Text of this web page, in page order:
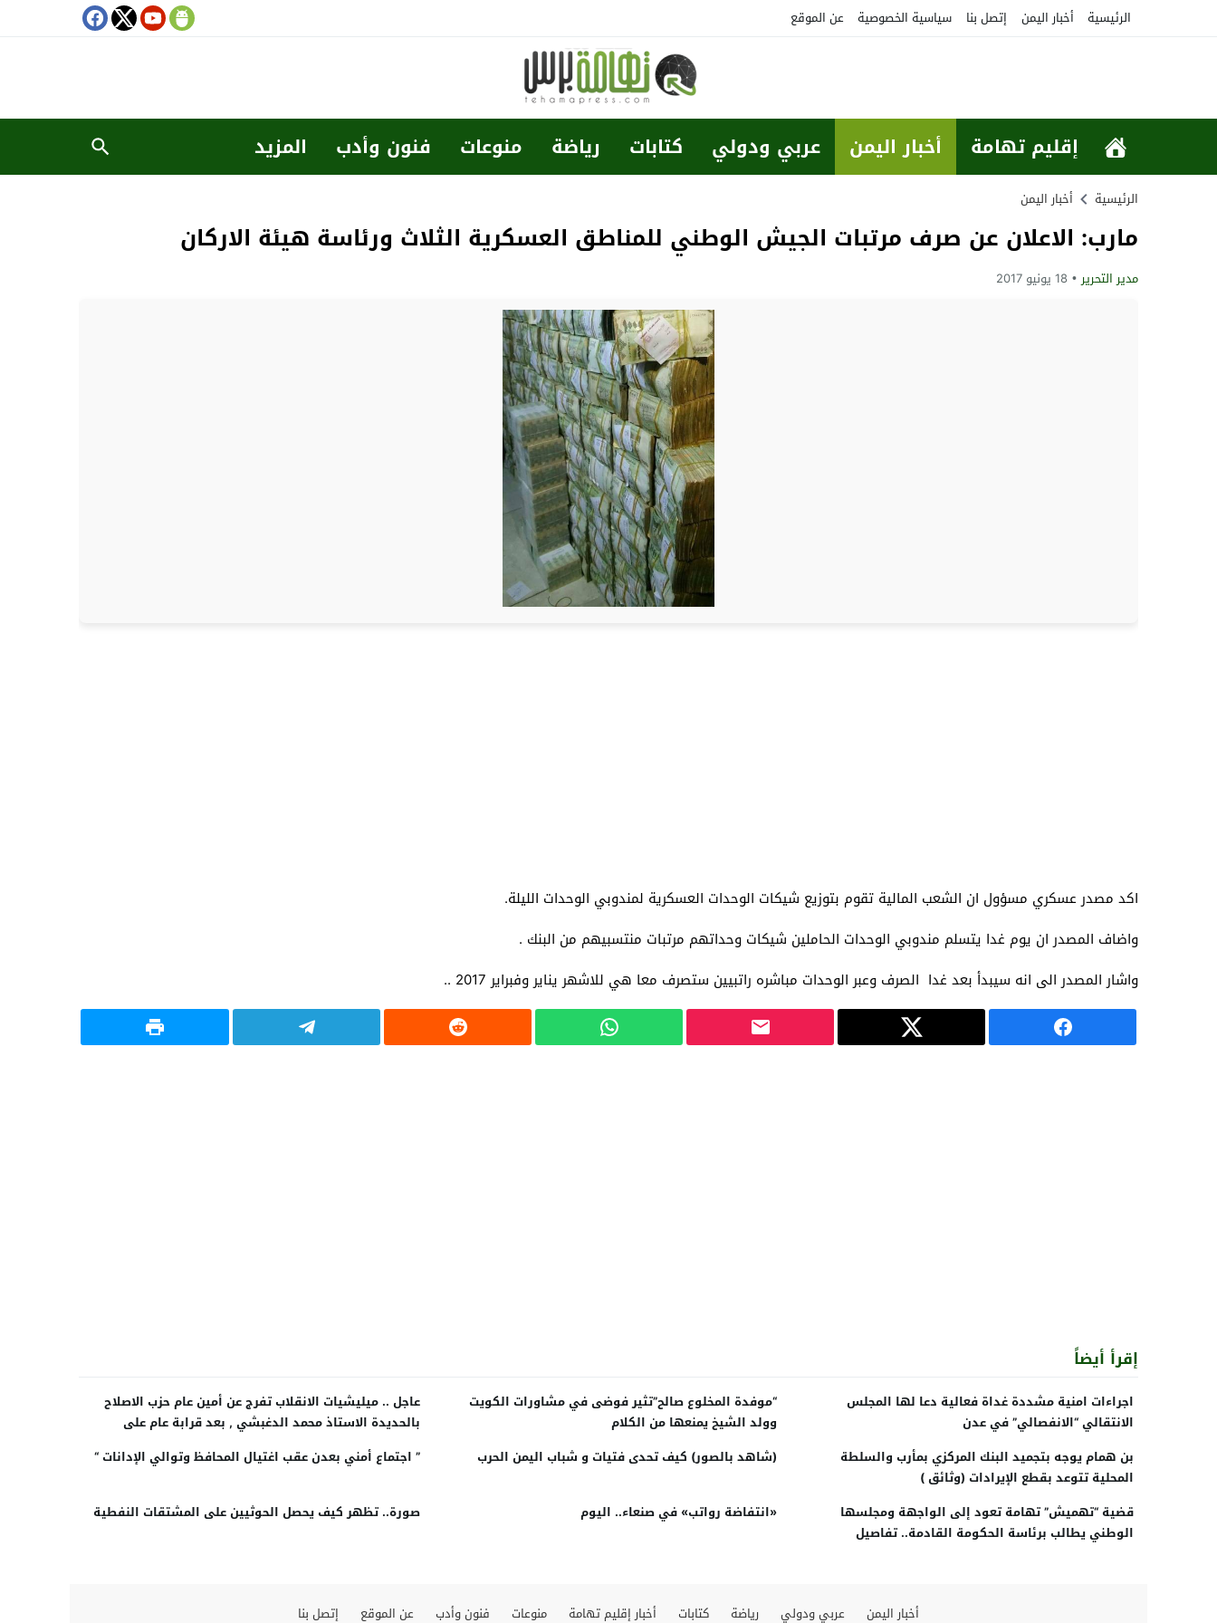
الرئيسية أخبار اليمن إتصل بنا سياسية الخصوصية عن الموقع
إقليم تهامة أخبار اليمن عربي ودولي كتابات رياضة منوعات فنون وأدب المزيد
الرئيسية أخبار اليمن
مارب: الاعلان عن صرف مرتبات الجيش الوطني للمناطق العسكرية الثلاث ورئاسة هيئة الاركان
مدير التحرير 18 يونيو 2017
اكد مصدر عسكري مسؤول ان الشعب المالية تقوم بتوزيع شيكات الوحدات العسكرية لمندوبي الوحدات الليلة.
واضاف المصدر ان يوم غدا يتسلم مندوبي الوحدات الحاملين شيكات وحداتهم مرتبات منتسبيهم من البنك .
واشار المصدر الى انه سيبدأ بعد غدا الصرف وعبر الوحدات مباشره راتبيين ستصرف معا هي للاشهر يناير وفبراير 2017 ..
إقرأ أيضاً
اجراءات امنية مشددة غداة فعالية دعا لها المجلس
الانتقالي “الانفصالي” في عدن
“موفدة المخلوع صالح”تثير فوضى في مشاورات الكويت
وولد الشيخ يمنعها من الكلام
عاجل .. ميليشيات الانقلاب تفرج عن أمين عام حزب الاصلاح
بالحديدة الاستاذ محمد الدغبشي , بعد قرابة عام على
بن همام يوجه بتجميد البنك المركزي بمأرب والسلطة
المحلية تتوعد بقطع الإيرادات (وثائق )
(شاهد بالصور) كيف تحدى فتيات و شباب اليمن الحرب ” اجتماع أمني بعدن عقب اغتيال المحافظ وتوالي الإدانات “
قضية “تهميش” تهامة تعود إلى الواجهة ومجلسها
الوطني يطالب برئاسة الحكومة القادمة.. تفاصيل
«انتفاضة رواتب» في صنعاء.. اليوم صورة.. تظهر كيف يحصل الحوثيين علی المشتقات النفطية
أخبار اليمن عربي ودولي رياضة كتابات أخبار إقليم تهامة منوعات فنون وأدب عن الموقع إتصل بنا